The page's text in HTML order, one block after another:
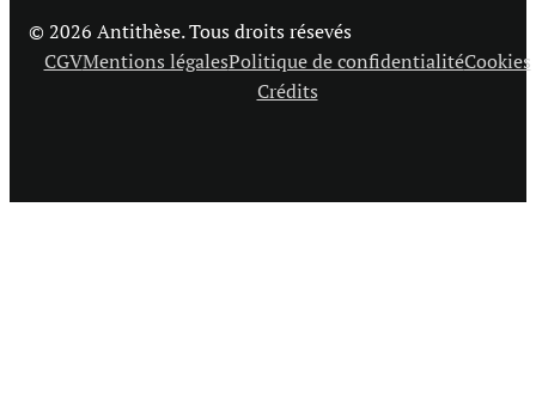
© 2026 Antithèse. Tous droits résevés
CGVMentions légalesPolitique de confidentialitéCookies
Crédits